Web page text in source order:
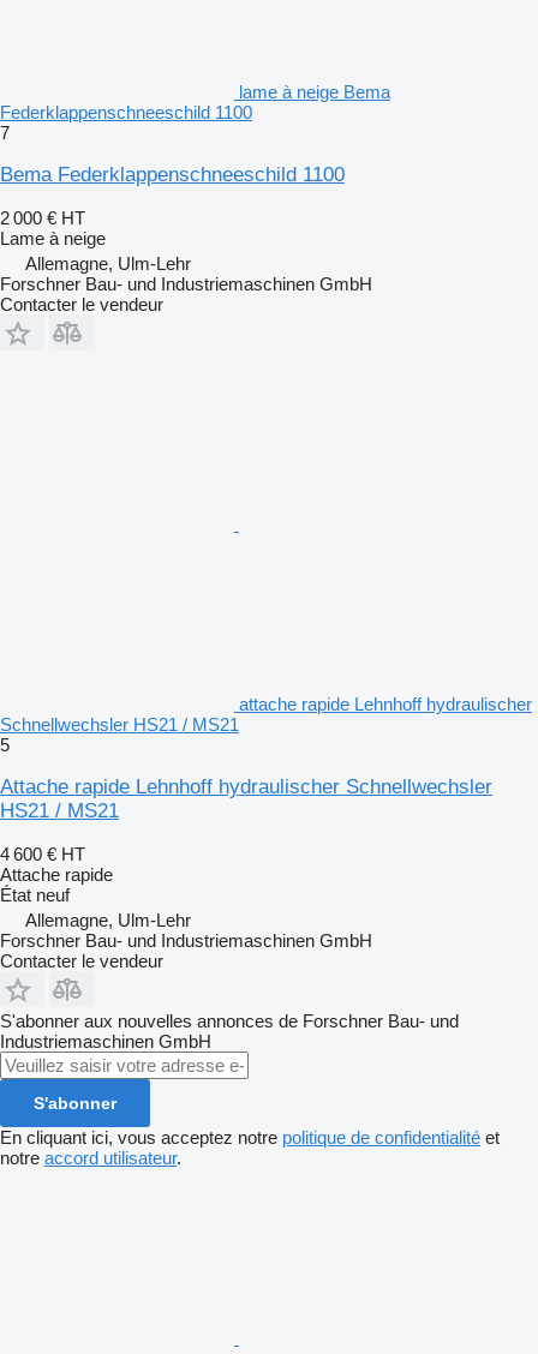
lame à neige Bema
Federklappenschneeschild 1100
7
Bema Federklappenschneeschild 1100
2 000 € HT
Lame à neige
Allemagne, Ulm-Lehr
Forschner Bau- und Industriemaschinen GmbH
Contacter le vendeur
attache rapide Lehnhoff hydraulischer
Schnellwechsler HS21 / MS21
5
Attache rapide Lehnhoff hydraulischer Schnellwechsler
HS21 / MS21
4 600 € HT
Attache rapide
État neuf
Allemagne, Ulm-Lehr
Forschner Bau- und Industriemaschinen GmbH
Contacter le vendeur
S'abonner aux nouvelles annonces de Forschner Bau- und
Industriemaschinen GmbH
S'abonner
En cliquant ici, vous acceptez notre politique de confidentialité et
notre accord utilisateur.